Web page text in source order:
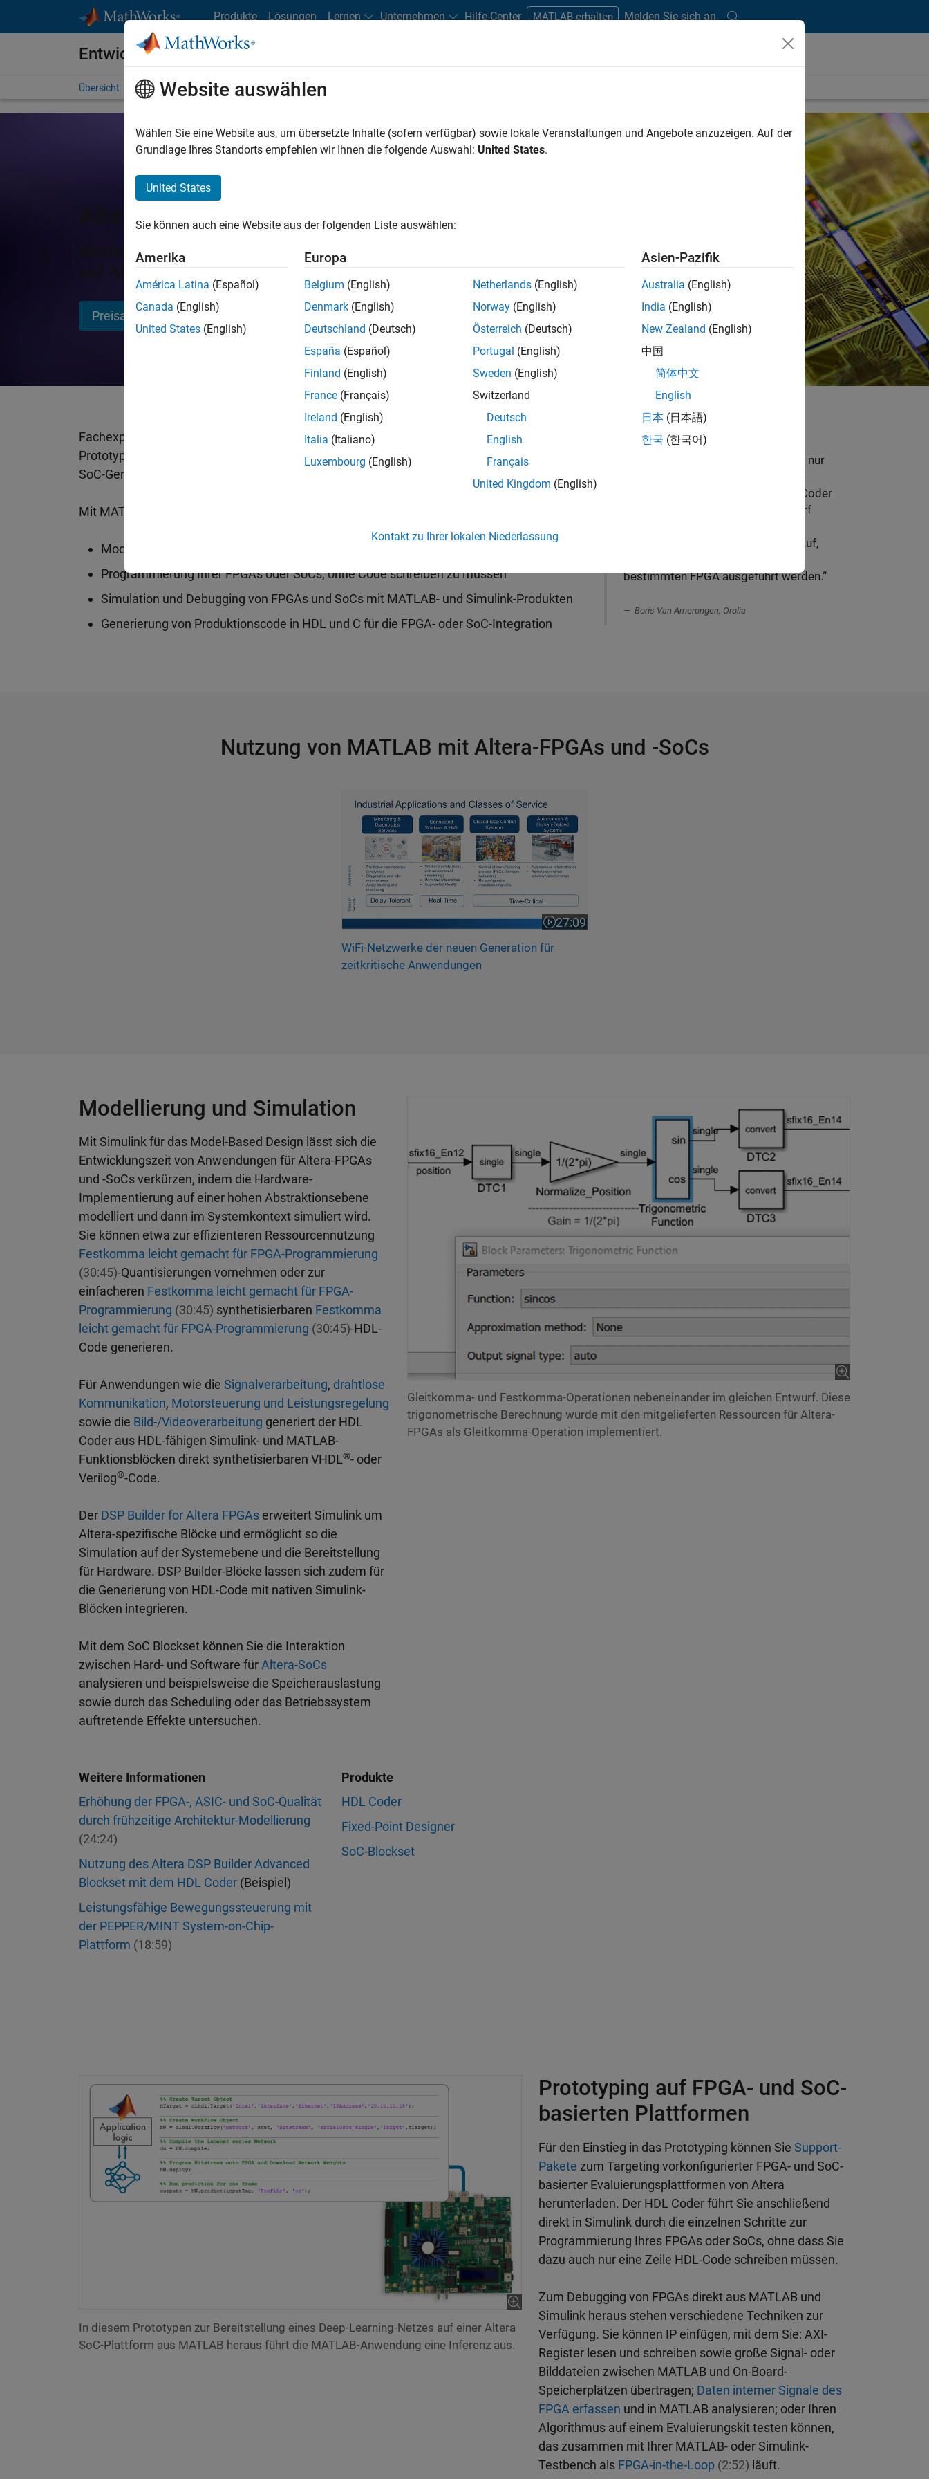
Produkte Lösungen Lernen Unternehmen Hilfe-Center MATLAB erhalten Melden Sie sich an
Entwicklung für FPGAs, ASICs und SoCs
Übersicht Prototyping Produktionsdesign & Verifikation
Altera FPGAs und SoCs
Modellierung, Verifikation und Programmierung Ihrer Algorithmen
auf Altera- Geräten
Preisangebot anfordern Vertrieb kontaktieren
Fachexperten und Hardware-Ingenieure nutzen MATLAB und Simulink zur Entwicklung von
Prototypen- und Produktionsanwendungen und nachfolgenden Bereitstellung auf FPGA- und
SoC-Geräten von Altera
Mit MATLAB und Simulink ist Folgendes möglich:
Modellierung der Hardware-Architektur auf Systemebene
Programmierung Ihrer FPGAs oder SoCs, ohne Code schreiben zu müssen
Simulation und Debugging von FPGAs und SoCs mit MATLAB- und Simulink-Produkten
Generierung von Produktionscode in HDL und C für die FPGA- oder SoC-Integration
„Wir haben zwar umfangreiche
Erfahrung in unserem Bereich, aber nur
begrenzte Erfahrung mit der FPGA-
Integration. Mit Simulink und HDL Coder
konnten wir uns voll auf den Entwurf
Produkt konzentrieren anstatt darauf,
bestimmten FPGA ausgeführt werden.“
Boris Van Amerongen, Orolia
Nutzung von MATLAB mit Altera-FPGAs und -SoCs
WiFi-Netzwerke der neuen Generation für zeitkritische Anwendungen
27:09
Dauer des Videos 27:09
WiFi-Netzwerke der neuen Generation für
zeitkritische Anwendungen
Modellierung und Simulation
Mit Simulink für das Model-Based Design lässt sich die
Entwicklungszeit von Anwendungen für Altera-FPGAs
und -SoCs verkürzen, indem die Hardware-
Implementierung auf einer hohen Abstraktionsebene
modelliert und dann im Systemkontext simuliert wird.
Sie können etwa zur effizienteren Ressourcennutzung
Festkomma leicht gemacht für FPGA-Programmierung
(30:45)-Quantisierungen vornehmen oder zur
einfacheren Festkomma leicht gemacht für FPGA-
Programmierung (30:45) synthetisierbaren Festkomma
leicht gemacht für FPGA-Programmierung (30:45)-HDL-
Code generieren.
Für Anwendungen wie die Signalverarbeitung, drahtlose
Kommunikation, Motorsteuerung und Leistungsregelung
sowie die Bild-/Videoverarbeitung generiert der HDL
Coder aus HDL-fähigen Simulink- und MATLAB-
Funktionsblöcken direkt synthetisierbaren VHDL®- oder
Verilog®-Code.
Der DSP Builder for Altera FPGAs erweitert Simulink um
Altera-spezifische Blöcke und ermöglicht so die
Simulation auf der Systemebene und die Bereitstellung
für Hardware. DSP Builder-Blöcke lassen sich zudem für
die Generierung von HDL-Code mit nativen Simulink-
Blöcken integrieren.
Mit dem SoC Blockset können Sie die Interaktion
zwischen Hard- und Software fürAltera-SoCs
analysieren und beispielsweise die Speicherauslastung
sowie durch das Scheduling oder das Betriebssystem
auftretende Effekte untersuchen.
Gleitkomma- und Festkomma-Operationen nebeneinander im gleichen Entwurf. Diese
trigonometrische Berechnung wurde mit den mitgelieferten Ressourcen für Altera-
FPGAs als Gleitkomma-Operation implementiert.
Weitere Informationen
Erhöhung der FPGA-, ASIC- und SoC-Qualität
durch frühzeitige Architektur-Modellierung
(24:24)
Nutzung des Altera DSP Builder Advanced
Blockset mit dem HDL Coder (Beispiel)
Leistungsfähige Bewegungssteuerung mit
der PEPPER/MINT System-on-Chip-
Plattform (18:59)
Produkte
HDL Coder
Fixed-Point Designer
SoC-Blockset
In diesem Prototypen zur Bereitstellung eines Deep-Learning-Netzes auf einer Altera
SoC-Plattform aus MATLAB heraus führt die MATLAB-Anwendung eine Inferenz aus.
Prototyping auf FPGA- und SoC-
basierten Plattformen
Für den Einstieg in das Prototyping können Sie Support-
Pakete zum Targeting vorkonfigurierter FPGA- und SoC-
basierter Evaluierungsplattformen von Altera
herunterladen. Der HDL Coder führt Sie anschließend
direkt in Simulink durch die einzelnen Schritte zur
Programmierung Ihres FPGAs oder SoCs, ohne dass Sie
dazu auch nur eine Zeile HDL-Code schreiben müssen.
Zum Debugging von FPGAs direkt aus MATLAB und
Simulink heraus stehen verschiedene Techniken zur
Verfügung. Sie können IP einfügen, mit dem Sie: AXI-
Register lesen und schreiben sowie große Signal- oder
Bilddateien zwischen MATLAB und On-Board-
Speicherplätzen übertragen; Daten interner Signale des
FPGA erfassen und in MATLAB analysieren; oder Ihren
Algorithmus auf einem Evaluierungskit testen können,
das zusammen mit Ihrer MATLAB- oder Simulink-
Testbench als FPGA-in-the-Loop (2:52) läuft.
Website auswählen
Wählen Sie eine Website aus, um übersetzte Inhalte (sofern verfügbar) sowie lokale Veranstaltungen und Angebote anzuzeigen. Auf der
Grundlage Ihres Standorts empfehlen wir Ihnen die folgende Auswahl: United States.
United States
Sie können auch eine Website aus der folgenden Liste auswählen:
Amerika
América Latina (Español)
Canada (English)
United States (English)
Europa
Belgium (English)
Denmark (English)
Deutschland (Deutsch)
España (Español)
Finland (English)
France (Français)
Ireland (English)
Italia (Italiano)
Luxembourg (English)
Netherlands (English)
Norway (English)
Österreich (Deutsch)
Portugal (English)
Sweden (English)
Switzerland
Deutsch
English
Français
United Kingdom (English)
Asien-Pazifik
Australia (English)
India (English)
New Zealand (English)
中国
简体中文
English
日本 (日本語)
한국 (한국어)
Kontakt zu Ihrer lokalen Niederlassung